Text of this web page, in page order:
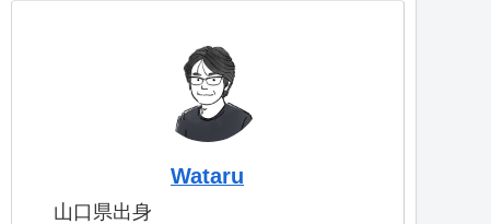
Wataru
山口県出身